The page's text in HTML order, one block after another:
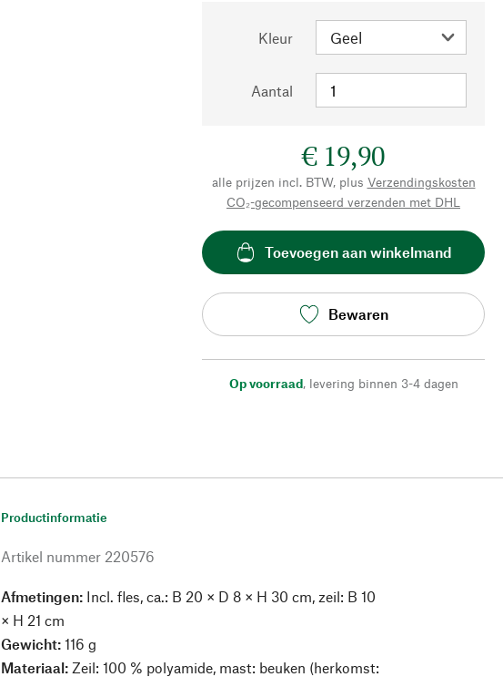
Kleur
Aantal
€ 19,90
alle prijzen incl. BTW, plus Verzendingskosten
CO₂-gecompenseerd verzenden met DHL
Toevoegen aan winkelmand
Bewaren
Op voorraad, levering binnen 3-4 dagen
Productinformatie
Artikel nummer 220576
Afmetingen: Incl. fles, ca.: B 20 × D 8 × H 30 cm, zeil: B 10
× H 21 cm
Gewicht:116 g
Materiaal: Zeil: 100 % polyamide, mast: beuken (herkomst: